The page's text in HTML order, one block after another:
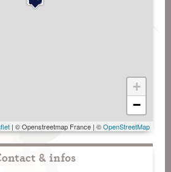
+
−
| © Openstreetmap France | ©OpenStreetMap
& infos